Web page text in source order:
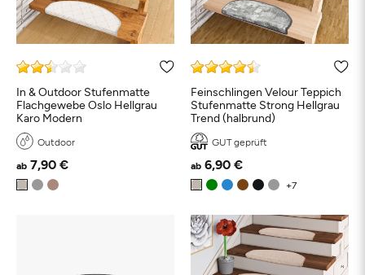
In & Outdoor Stufenmatte
Flachgewebe Oslo Hellgrau
Karo Modern
Outdoor
ab 7,90 €
Feinschlingen Velour Teppich
Stufenmatte Strong Hellgrau
Trend (halbrund)
GUT geprüft
ab 6,90 €